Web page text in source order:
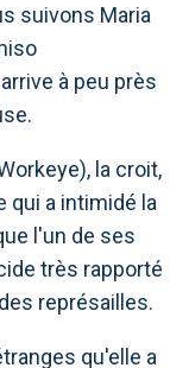
suivons Maria
à peu près
la croit,
qui a intimidé la
l'un de ses
très rapporté
représailles.
qu'elle a